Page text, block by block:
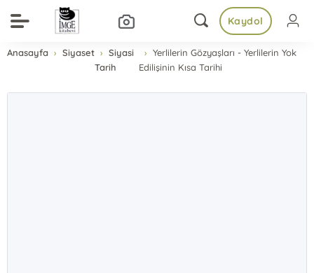
Kaydol
Anasayfa Siyaset
Siyasi
Tarih
Yerlilerin Gözyaşları - Yerlilerin Yok
Edilişinin Kısa Tarihi